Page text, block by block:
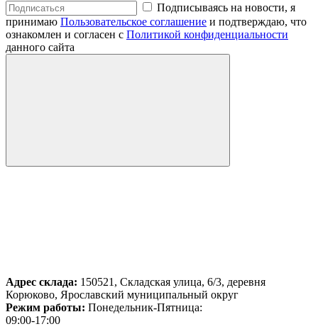
Подписываясь на новости, я
принимаю Пользовательское соглашение и подтверждаю, что
ознакомлен и согласен с Политикой конфиденциальности
данного сайта
Адрес склада: 150521, Складская улица, 6/3, деревня
Корюково, Ярославский муниципальный округ
Режим работы: Понедельник-Пятница:
09:00-17:00